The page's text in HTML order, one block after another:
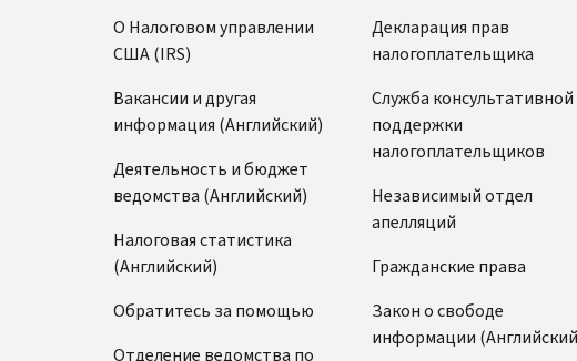
О Налоговом управлении
США (IRS)
Вакансии и другая
информация (Английский)
Деятельность и бюджет
ведомства (Английский)
Налоговая статистика
(Английский)
Обратитесь за помощью
Отделение ведомства по
Декларация прав
налогоплательщика
Служба консультативной
поддержки
налогоплательщиков
Независимый отдел
апелляций
Гражданские права
Закон о свободе
информации